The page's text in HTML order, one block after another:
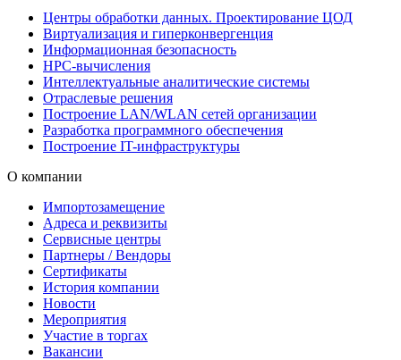
Центры обработки данных. Проектирование ЦОД
Виртуализация и гиперконвергенция
Информационная безопасность
HPC-вычисления
Интеллектуальные аналитические системы
Отраслевые решения
Построение LAN/WLAN сетей организации
Разработка программного обеспечения
Построение IT-инфраструктуры
О компании
Импортозамещение
Адреса и реквизиты
Сервисные центры
Партнеры / Вендоры
Сертификаты
История компании
Новости
Мероприятия
Участие в торгах
Вакансии